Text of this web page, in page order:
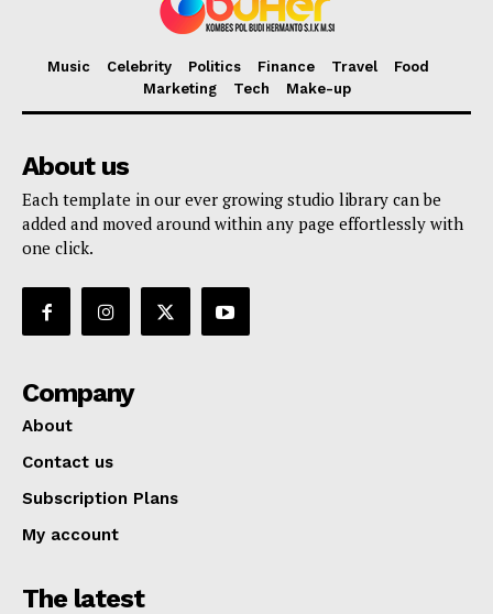
Music Celebrity Politics Finance Travel
Food
Marketing
Tech Make-up
About us
Each template in our ever growing studio library can be
added and moved around within any page effortlessly with
one click.
Company
About
Contact us
Subscription Plans
My account
The latest